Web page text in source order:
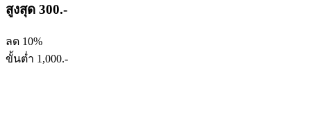
สูงสุด 300.-
ลด 10%
ขั้นต่ำ 1,000.-